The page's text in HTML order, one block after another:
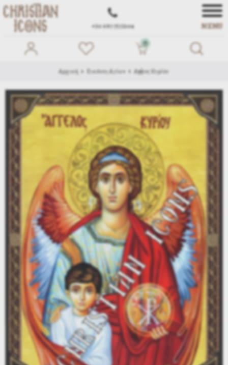
+30 697 7572104 MENU
0
Αρχική Εικόνες Αγίων Αγγελος Κυρίου